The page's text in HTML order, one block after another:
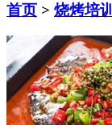
首页 > 烧烤培训